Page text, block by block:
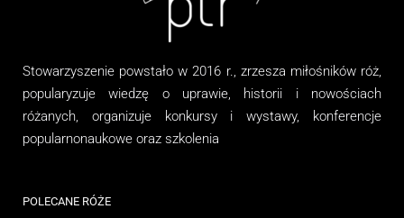
Stowarzyszenie powstało w 2016 r., zrzesza miłośników róż,
popularyzuje wiedzę o uprawie, historii i nowościach
różanych, organizujekonkursy i wystawy, konferencje
popularnonaukowe oraz szkolenia
POLECANE RÓŻE